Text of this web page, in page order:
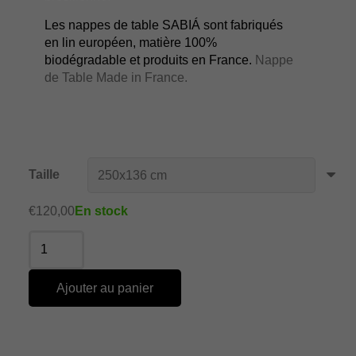
Les nappes de table SABIÁ sont fabriqués
en lin européen, matière 100%
biodégradable et produits en France. Nappe
de Table Made in France.
Taille
€120,00 En stock
Ajouter au panier